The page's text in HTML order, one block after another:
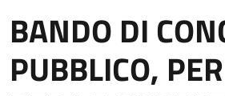
BANDO DI
PUBBLICO,